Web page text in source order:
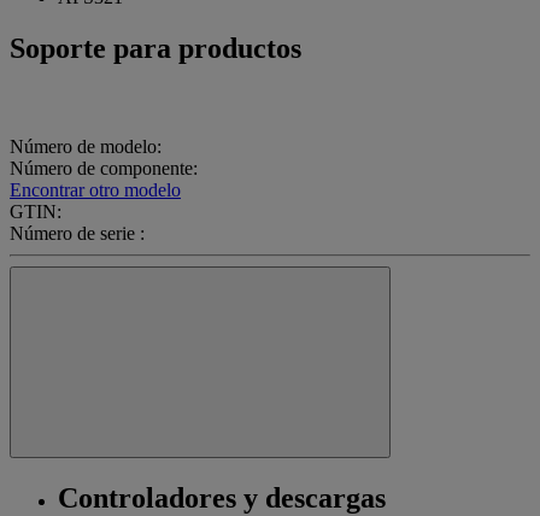
Soporte para productos
Número de modelo:
Número de componente:
Encontrar otro modelo
GTIN:
Número de serie :
Controladores y descargas